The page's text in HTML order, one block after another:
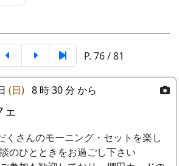
よ
H CORPORATION
〜9⽉吉
三畳⼀間
…
H CORPORATION
⾵
棚⽥の
ステー
ジへ
1999
ウンテン
歌おう
1999
P. 76 / 81
(日) 8 時 30 分 から
ェ
くさんのモーニング・セットを楽し
のひとときをお過ごし下さい